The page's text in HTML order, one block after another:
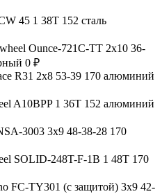
45 1 38T 152 сталь
Ounce-721C-TT 2x10 36-
0 ₽
R31 2x8 53-39 170 алюминий
A10BPP 1 36T 152 алюминий
3003 3x9 48-38-28 170
SOLID-248T-F-1B 1 48T 170
FC-TY301 (с защитой) 3x9 42-